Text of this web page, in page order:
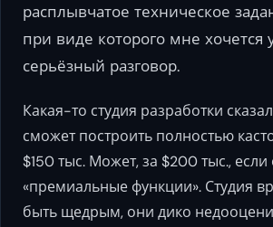
расплывчатое техническое
при виде которого мне хочется
серьёзный разговор.
Какая-то студия разработки
сможет построить полностью
$150 тыс. Может, за $200 тыс., если
«премиальные функции». Студия
быть щедрым, они дико